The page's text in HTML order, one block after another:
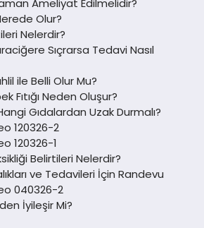
Olur?
Nelerdir?
Sıçrarsa Tedavi Nasıl
ile Belli Olur Mu?
Fıtığı Neden Oluşur?
Gıdalardan Uzak Durmalı?
120326-2
120326-1
Belirtileri Nelerdir?
ve Tedavileri İçin Randevu
040326-2
İyileşir Mi?